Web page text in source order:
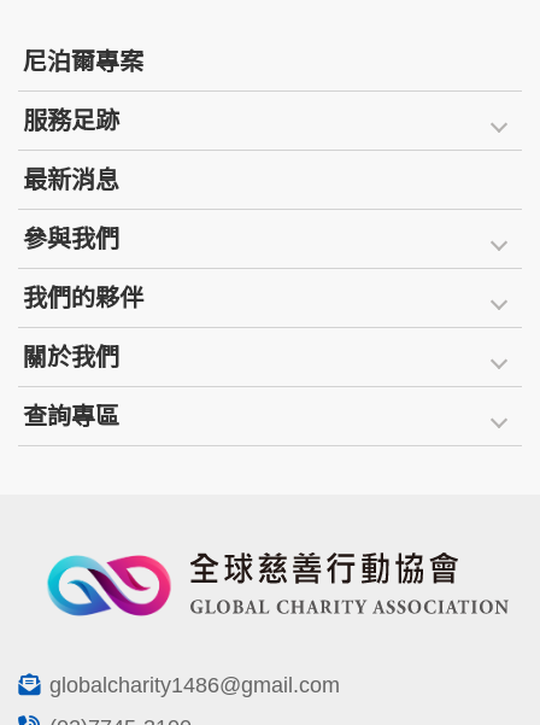
尼泊爾專案
服務足跡
最新消息
參與我們
我們的夥伴
關於我們
查詢專區
globalcharity1486@gmail.com